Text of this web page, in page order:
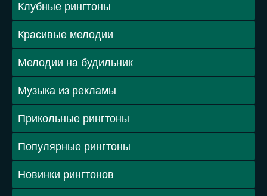
Клубные рингтоны
Красивые мелодии
Мелодии на будильник
Музыка из рекламы
Прикольные рингтоны
Популярные рингтоны
Новинки рингтонов